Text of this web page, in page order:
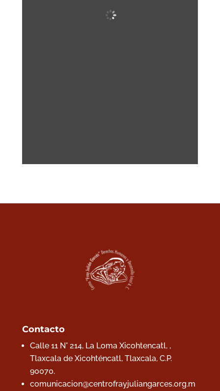
Contacto
Calle 11 N° 214, La Loma Xicohtencatl, ,
Tlaxcala de Xicohténcatl, Tlaxcala, C.P.
90070.
comunicacion@centrofrayjuliangarces.org.m